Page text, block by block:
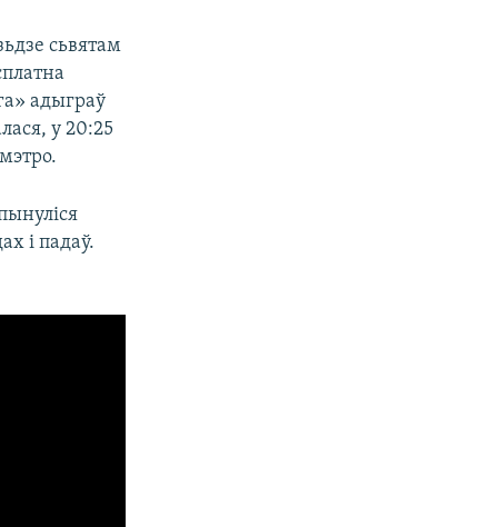
сьвятам
адыграў
у 20:25
і падаў.